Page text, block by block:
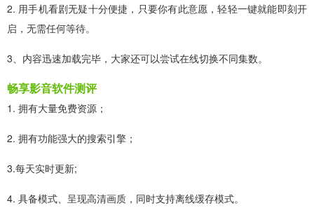
2. 用手机看剧无疑十分便捷，只要你有此意愿，轻轻一键就能即刻开
启，无需任何等待。
3、内容迅速加载完毕，大家还可以尝试在线切换不同集数。
畅享影音软件测评
1. 拥有大量免费资源；
2. 拥有功能强大的搜索引擎；
3.每天实时更新;
4. 具备模式、呈现高清画质，同时支持离线缓存模式。